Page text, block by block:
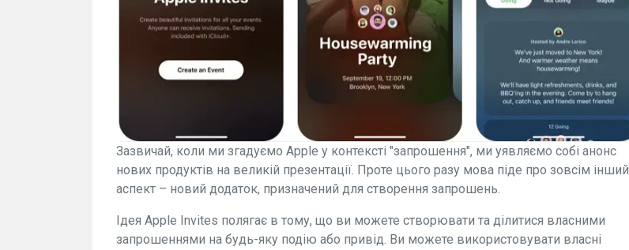
Зазвичай, коли ми згадуємо Apple у контексті "запрошення", ми уявляємо собі анонс
нових продуктів на великій презентації. Проте цього разу мова піде про зовсім інший
аспект – новий додаток, призначений для створення запрошень.
Ідея Apple Invites полягає в тому, що ви можете створювати та ділитися власними
запрошеннями на будь-яку подію або привід. Ви можете використовувати власні